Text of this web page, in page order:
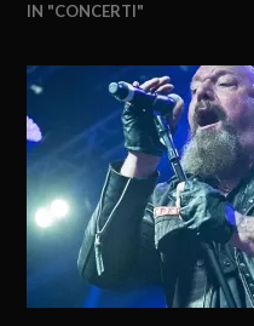
IN "CONCERTI"